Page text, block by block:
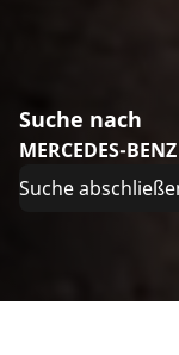
Suche nach
MERCEDES-
Suche